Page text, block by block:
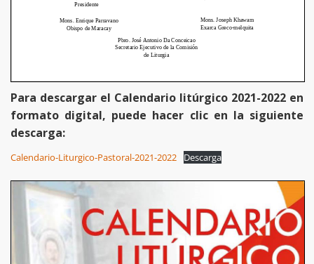
Para descargar el Calendario litúrgico 2021-2022 en
formato digital, puede hacer clic en la siguiente
descarga:
Calendario-Liturgico-Pastoral-2021-2022 Descarga